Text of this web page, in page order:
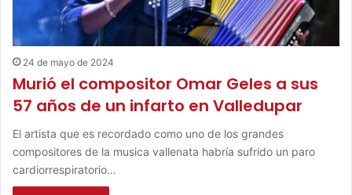
24 de mayo de 2024
Murió el compositor Omar Geles a sus
57 años de un infarto en Valledupar
El artista que es recordado como uno de los grandes
compositores de la musica vallenata habría sufrido un paro
cardiorrespiratorio…